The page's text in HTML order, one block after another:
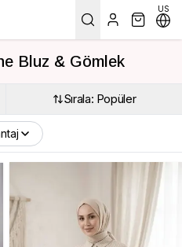
US
Bluz & Gömlek
Sırala: Popüler